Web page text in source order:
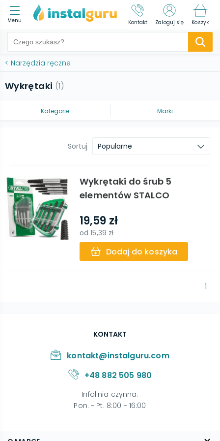
Menu Kontakt Zaloguj się Koszyk
< Narzędzia ręczne
Wykrętaki (1)
Kategorie Marki
Sortuj Popularne
Wykrętaki do śrub 5
elementów STALCO
19,59 zł
od15,39 zł
Dodaj do koszyka
1
KONTAKT
kontakt@instalguru.com
+48 882 505 980
Infolinia czynna:
Pon. - Pt. 8:00 - 16:00